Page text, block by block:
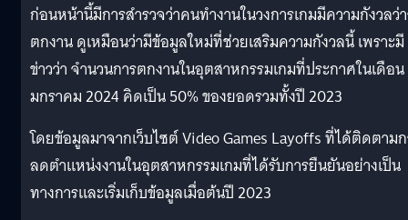
ก่อนหน้านี้มีการสำรวจว่าคนทำงานในวงการเกมมีความกังวลว่
ตกงาน ดูเหมือนว่ามีข้อมูลใหม่ที่ช่วยเสริมความกังวลนี้ เพราะมี
ข่าวว่า จำนวนการตกงานในอุตสาหกรรมเกมที่ประกาศในเดือน
มกราคม 2024 คิดเป็น 50% ของยอดรวมทั้งปี 2023
โดยข้อมูลมาจากเว็บไซต์ Video Games Layoffs ที่ได้ติดตาม
ลดตำแหน่งงานในอุตสาหกรรมเกมที่ได้รับการยืนยันอย่างเป็น
ทางการและเริ่มเก็บข้อมูลเมื่อต้นปี 2023